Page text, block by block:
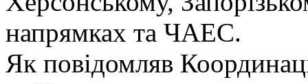
напрямках та ЧАЕС.
Як повідомляв